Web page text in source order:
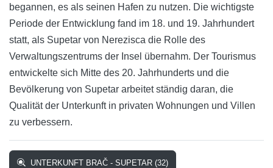
begannen, es als seinen Hafen zu nutzen. Die wichtigste
Periode der Entwicklung fand im 18. und 19. Jahrhundert
statt, als Supetar von Nerezisca die Rolle des
Verwaltungszentrums der Insel übernahm. Der Tourismus
entwickelte sich Mitte des 20. Jahrhunderts und die
Bevölkerung von Supetar arbeitet ständig daran, die
Qualität der Unterkunft in privaten Wohnungen und Villen
zu verbessern.
UNTERKUNFT BRAČ - SUPETAR (32)